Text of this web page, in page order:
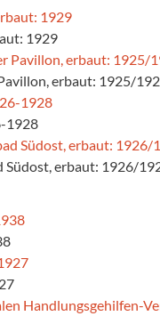
1929
erbaut: 1925/
1928
Südost, erbaut: 1926/